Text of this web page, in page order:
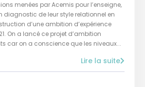
menées par Acemis pour l’enseigne,
diagnostic de leur style relationnel en
d’une ambition d’expérience
On a lancé ce projet d’ambition
car on a conscience que les niveaux...
Lire la suite